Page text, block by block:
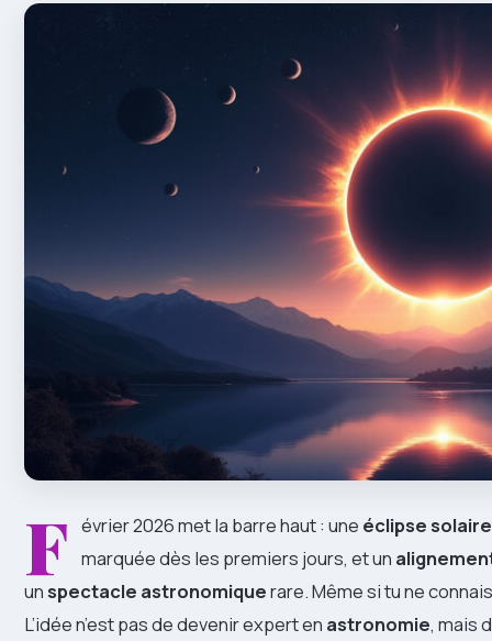
F évrier 2026 met la barre haut : une éclipse solaire
marquée dès les premiers jours, et un
unspectacle astronomiquerare. Même si tu ne
L’idée n’est pas de devenir expert en astronomie, mais